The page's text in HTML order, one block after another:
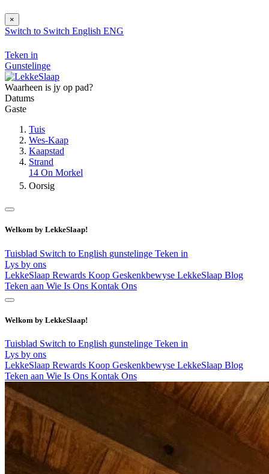
×
Switch to Switch English ENG
Teken in
Gunstelinge
Waarheen is jy op pad?
Datums
Gaste
Tuis
Wes-Kaap
Kaapstad
Strand
14 On Morkel
Oorsig
Welkom by LekkeSlaap!
Tuisblad Switch to English gunstelinge Teken in
Lys by ons
LekkeSlaap Rewards Koop Geskenkbewyse LekkeSlaap Blog
Teken aan Wie Is Ons Kontak Ons
Welkom by LekkeSlaap!
Tuisblad Switch to English gunstelinge Teken in
Lys by ons
LekkeSlaap Rewards Koop Geskenkbewyse LekkeSlaap Blog
Teken aan Wie Is Ons Kontak Ons